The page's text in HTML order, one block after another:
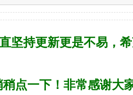
坚持更新更是不易，
点一下！非常感谢大